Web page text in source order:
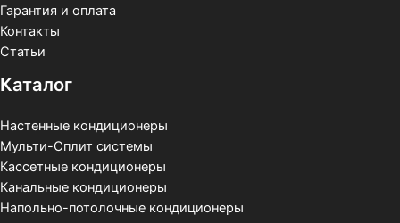
Гарантия и оплата
Контакты
Статьи
Каталог
Настенные кондиционеры
Мульти-Сплит системы
Кассетные кондиционеры
Канальные кондиционеры
Напольно-потолочные кондиционеры